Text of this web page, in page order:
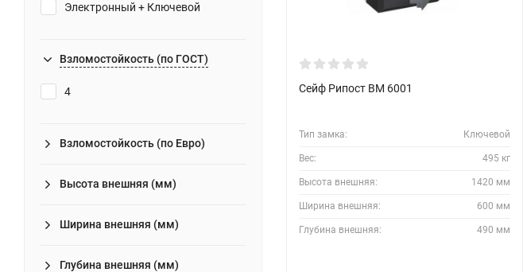
Электронный + Ключевой
Взломостойкость (по ГОСТ)
4
Взломостойкость (по Евро)
Высота внешняя (мм)
Ширина внешняя (мм)
Глубина внешняя (мм)
Сейф Рипост BM 6001
Тип замка: Ключевой
Вес: 495 кг
Высота внешняя: 1420 мм
Ширина внешняя: 600 мм
Глубина внешняя: 490 мм